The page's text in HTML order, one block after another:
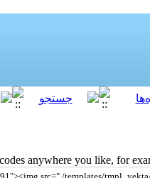
anywhere you like, for